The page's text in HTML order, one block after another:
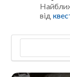
від